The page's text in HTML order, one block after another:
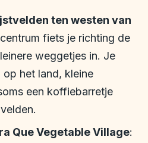
ten westen van
fiets je richting de
weggetjes in. Je
het land, kleine
een koffiebarretje
Que Vegetable Village: